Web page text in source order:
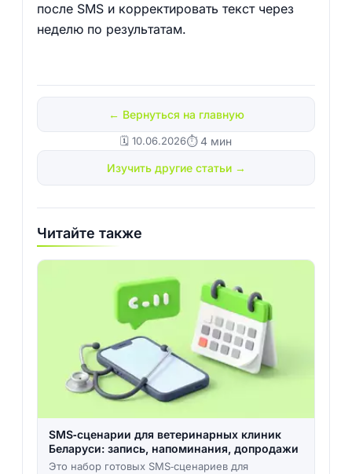
после SMS и корректировать текст через
неделю по результатам.
← Вернуться на главную
🗓️ 10.06.2026⏱ 4 мин
Изучить другие статьи →
Читайте также
SMS‑сценарии для ветеринарных клиник
Беларуси: запись, напоминания, допродажи
Это набор готовых SMS‑сценариев для